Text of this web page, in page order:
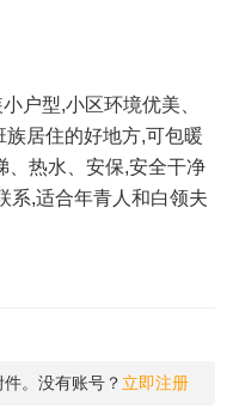
户型,小区环境优美、
居住的好地方,可包暖
、热水、安保,安全干净
系,适合年青人和白领夫
。没有账号？ 立即注册